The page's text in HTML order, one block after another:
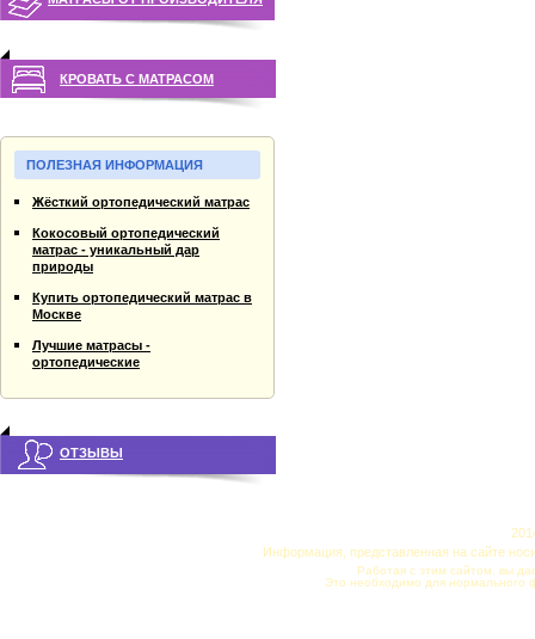
КРОВАТЬ С МАТРАСОМ
ПОЛЕЗНАЯ ИНФОРМАЦИЯ
Жёсткий ортопедический матрас
Кокосовый ортопедический
матрас - уникальный дар
природы
Купить ортопедический матрас в
Москве
Лучшие матрасы -
ортопедические
ОТЗЫВЫ
Информация, представленная на сайте
Работая с этим сайтом, вы
Это необходимо для нормального